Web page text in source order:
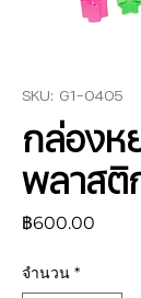
SKU: G1-0405
กล่องห
พลาสติ
฿600.00
จำนวน *